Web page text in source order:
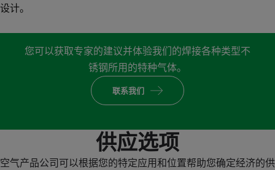
设计。
您可以获取专家的建议并体验我们的焊接各种类型不
锈钢所用的特种气体。
联系我们
供应选项
空气产品公司可以根据您的特定应用和位置帮助您确定经济的供